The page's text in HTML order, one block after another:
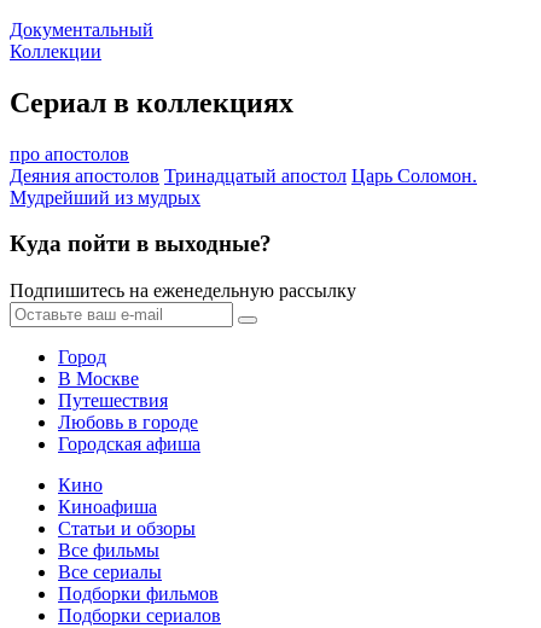
Документальный
Коллекции
Сериал в коллекциях
про апостолов
Деяния апостолов Тринадцатый апостол Царь Соломон.
Мудрейший из мудрых
Куда пойти в выходные?
Подпишитесь на еженедельную рассылку
Город
В Москве
Путешествия
Любовь в городе
Городская афиша
Кино
Киноафиша
Статьи и обзоры
Все фильмы
Все сериалы
Подборки фильмов
Подборки сериалов